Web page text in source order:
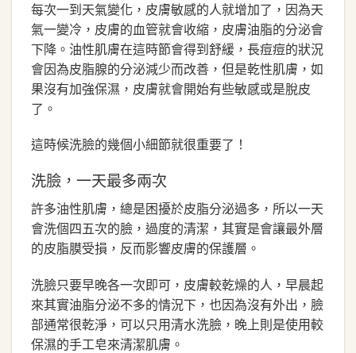
每次一到天氣變化，皮膚敏感的人就增加了，因為天
氣一變冷，皮膚的血管就會收縮，皮膚油脂的分泌會
下降。油性肌膚在這時節會得到舒緩，長痘痘的狀況
會因為皮脂腺的分泌減少而改善，但是乾性肌膚，如
果沒有加強保濕，皮膚就會開始有些敏感或是脫皮
了。
這時候洗臉的幾個小細節就很重要了！
洗臉，一天最多兩次
許多油性肌膚，總是困擾於皮脂分泌過多，所以一天
會洗個四五次的臉，過度的清潔，其實是會讓最外層
的皮脂膜受損，反而影響皮膚的保護層。
洗臉只要早晚各一次即可，皮膚較乾燥的人，早晨起
來其實油脂分泌不多的情況下，也因為沒有外出，臉
部通常很乾淨，可以只用清水洗臉，晚上則是使用較
保濕的手工皂來清潔肌膚。